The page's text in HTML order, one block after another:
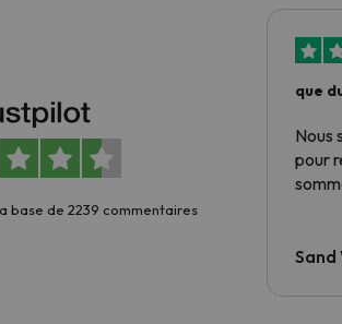
base de 2239 commentaires
que
Nous
pour
Sand